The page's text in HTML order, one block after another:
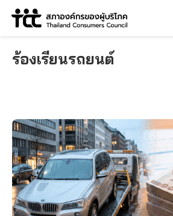
Skip
ร้องเรียนรถยนต์